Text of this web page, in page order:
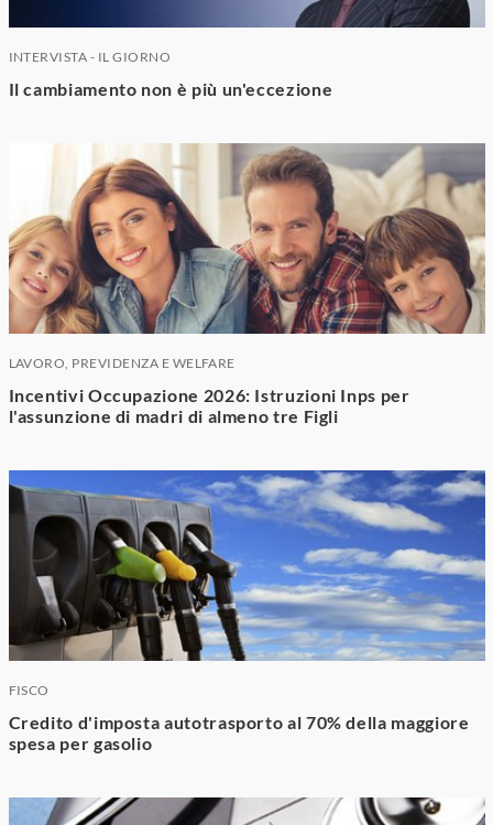
INTERVISTA - IL GIORNO
Il cambiamento non è più un'eccezione
LAVORO, PREVIDENZA E WELFARE
Incentivi Occupazione 2026: Istruzioni Inps per
l'assunzione di madri di almeno tre Figli
FISCO
Credito d'imposta autotrasporto al 70% della maggiore
spesa per gasolio